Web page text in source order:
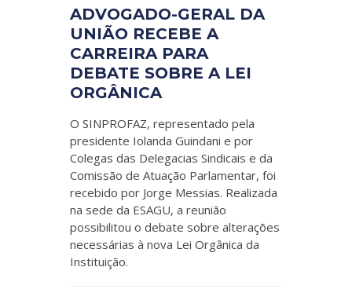
ADVOGADO-GERAL DA
UNIÃO RECEBE A
CARREIRA PARA
DEBATE SOBRE A LEI
ORGÂNICA
O SINPROFAZ, representado pela
presidente Iolanda Guindani e por
Colegas das Delegacias Sindicais e da
Comissão de Atuação Parlamentar, foi
recebido por Jorge Messias. Realizada
na sede da ESAGU, a reunião
possibilitou o debate sobre alterações
necessárias à nova Lei Orgânica da
Instituição.